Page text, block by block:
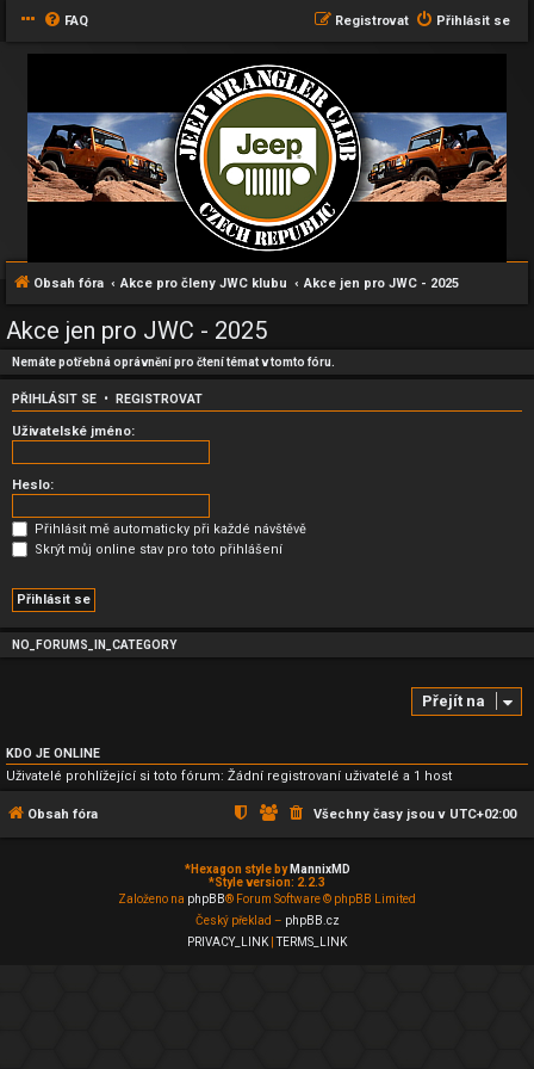
FAQ Přihlásit se
Registrovat
Obsah fóra Akce pro členy JWC klubu Akce jen pro JWC - 2025
Akce jen pro JWC - 2025
Nemáte potřebná oprávnění pro čtení témat v tomto fóru.
PŘIHLÁSIT SE • REGISTROVAT
Uživatelské jméno:
Heslo:
Přihlásit mě automaticky při každé návštěvě
Skrýt můj online stav pro toto přihlášení
NO_FORUMS_IN_CATEGORY
Přejít na
KDO JE ONLINE
Uživatelé prohlížející si toto fórum: Žádní registrovaní uživatelé a 1 host
Obsah fóra Všechny časy jsou v UTC+02:00
*Hexagon style by MannixMD
*Style version: 2.2.3
Založeno na phpBB® Forum Software © phpBB Limited
Český překlad – phpBB.cz
PRIVACY_LINK |TERMS_LINK